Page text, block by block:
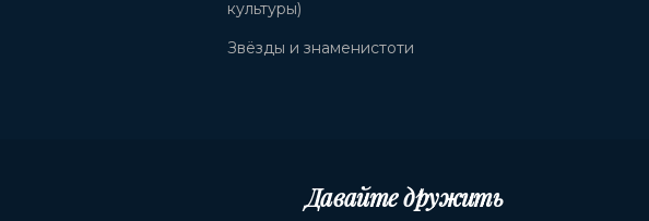
культуры)
Звёзды и знаменистоти
Давайте дружить